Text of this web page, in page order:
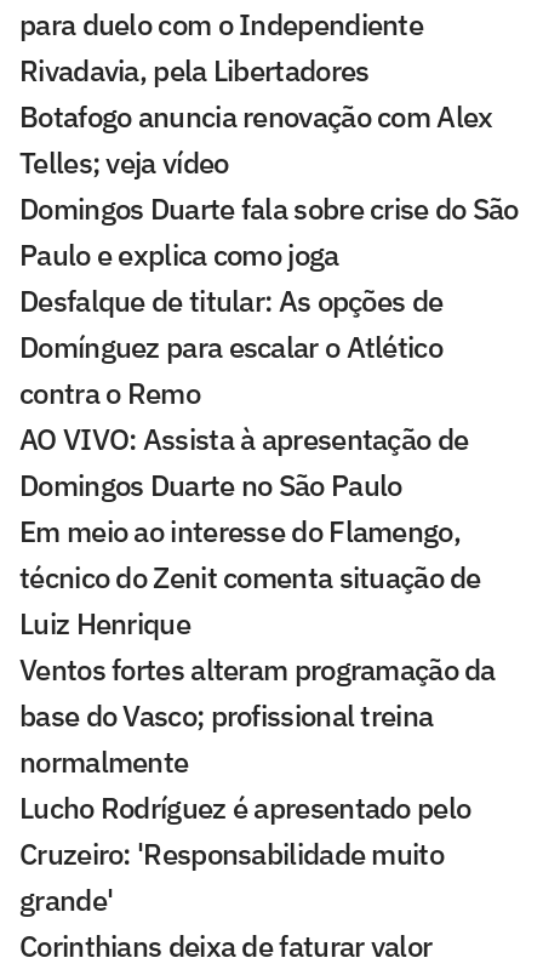
para duelo com o Independiente
Rivadavia, pela Libertadores
Botafogo anuncia renovação com Alex
Telles; veja vídeo
Domingos Duarte fala sobre crise do São
Paulo e explica como joga
Desfalque de titular: As opções de
Domínguez para escalar o Atlético
contra o Remo
AO VIVO: Assista à apresentação de
Domingos Duarte no São Paulo
Em meio ao interesse do Flamengo,
técnico do Zenit comenta situação de
Luiz Henrique
Ventos fortes alteram programação da
base do Vasco; profissional treina
normalmente
Lucho Rodríguez é apresentado pelo
Cruzeiro: 'Responsabilidade muito
grande'
Corinthians deixa de faturar valor